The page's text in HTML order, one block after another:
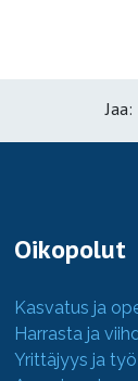
Jaa:
Oikopolut
Kasvatus ja
Harrasta ja
Yrittäjyys ja työ